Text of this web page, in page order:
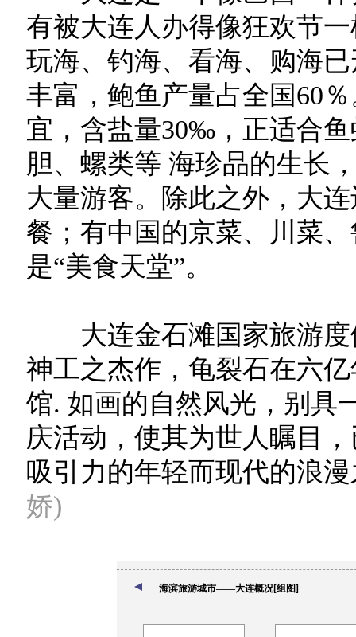
有被大连人办得像狂欢节
玩海、钓海、看海、购海
丰富，鲍鱼产量占全国60
宜，含盐量30‰，正适合
胆、螺类等 海珍品的生长
大量游客。除此之外，大
餐；有中国的京菜、川菜
是“美食天堂”。
大连金石滩国家旅游度
神工之杰作，龟裂石在六
馆. 如画的自然风光，别具
庆活动，使其为世人瞩目
吸引力的年轻而现代的浪
娇)
海滨旅游城市——大连概况[组图]